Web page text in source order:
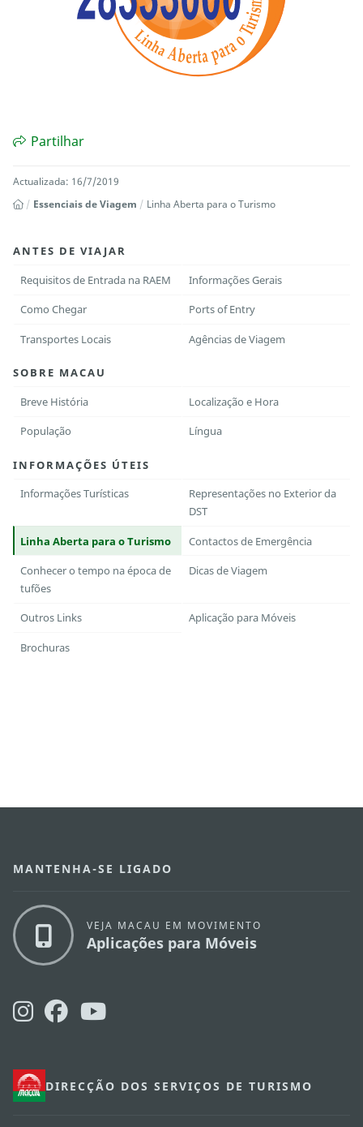
Partilhar
Actualizada: 16/7/2019
Essenciais de Viagem
Linha Aberta para o Turismo
ANTES DE VIAJAR
Requisitos de Entrada na RAEM
Informações Gerais
Como Chegar Ports of Entry
Transportes Locais Agências de Viagem
SOBRE MACAU
Breve História
Localização e Hora
População Língua
INFORMAÇÕES ÚTEIS
Informações Turísticas
Representações no Exterior da
DST
Linha Aberta para o Turismo Contactos de Emergência
Conhecer o tempo na época de
tufões
Dicas de Viagem
Outros Links Aplicação para Móveis
Brochuras
DIRECÇÃO DOS SERVIÇOS DE TURISMO
MANTENHA-SE LIGADO
VEJA MACAU EM MOVIMENTO
Aplicações para Móveis